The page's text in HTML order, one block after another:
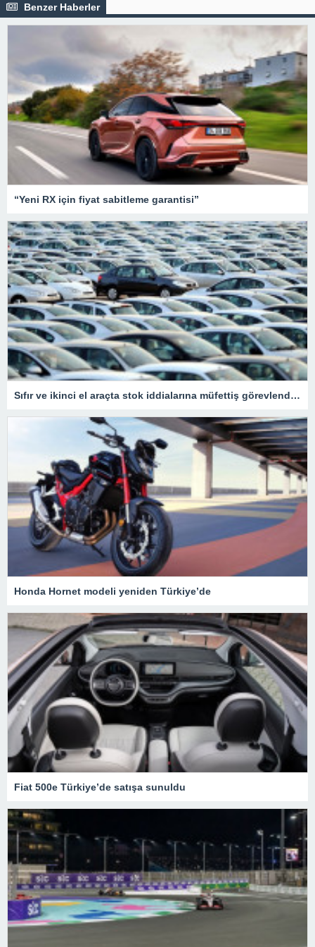
Benzer Haberler
“Yeni RX için fiyat sabitleme garantisi”
Sıfır ve ikinci el araçta stok iddialarına müfettiş görevlendirildi
Honda Hornet modeli yeniden Türkiye’de
Fiat 500e Türkiye’de satışa sunuldu